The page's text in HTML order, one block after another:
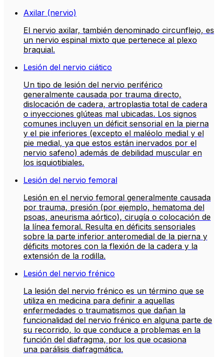
Axilar (nervio)
El nervio axilar, también denominado circunflejo, es
un nervio espinal mixto que pertenece al plexo
braquial.
Lesión del nervio ciático
Un tipo de lesión del nervio periférico
generalmente causada por trauma directo,
dislocación de cadera, artroplastia total de cadera
o inyecciones glúteas mal ubicadas. Los signos
comunes incluyen un déficit sensorial en la pierna
y el pie inferiores (excepto el maléolo medial y el
pie medial, ya que estos están inervados por el
nervio safeno) además de debilidad muscular en
los isquiotibiales.
Lesión del nervio femoral
Lesión en el nervio femoral generalmente causada
por trauma, presión (por ejemplo, hematoma del
psoas, aneurisma aórtico), cirugía o colocación de
la línea femoral. Resulta en déficits sensoriales
sobre la parte inferior anteromedial de la pierna y
déficits motores con la flexión de la cadera y la
extensión de la rodilla.
Lesión del nervio frénico
La lesión del nervio frénico es un término que se
utiliza en medicina para definir a aquellas
enfermedades o traumatismos que dañan la
funcionalidad del nervio frénico en alguna parte de
su recorrido, lo que conduce a problemas en la
función del diafragma, por los que ocasiona
una parálisis diafragmática.